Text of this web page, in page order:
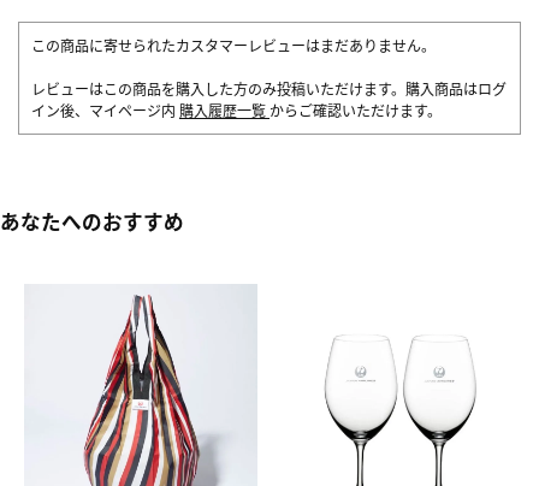
この商品に寄せられたカスタマーレビューはまだありません。
レビューはこの商品を購入した方のみ投稿いただけます。購入商品はログ
イン後、マイページ内 購入履歴一覧 からご確認いただけます。
あなたへのおすすめ